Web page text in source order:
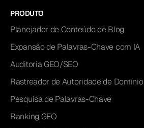
PRODUTO
Planejador de Conteúdo de Blog
Expansão de Palavras-Chave com IA
Auditoria GEO/SEO
Rastreador de Autoridade de Domínio
Pesquisa de Palavras-Chave
Ranking GEO